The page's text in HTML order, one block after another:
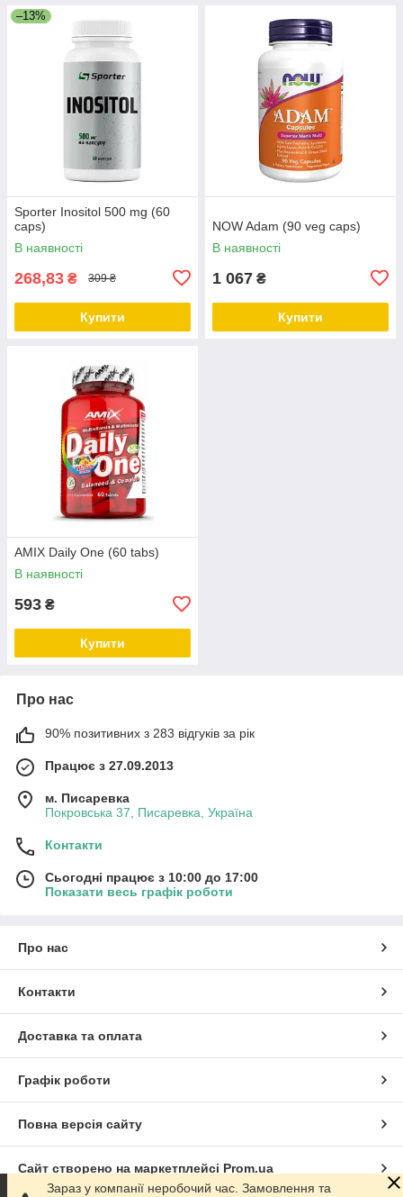
–13%
Sporter Inositol 500 mg (60
caps)
В наявності
268,83 ₴ 309 ₴
Купити
NOW Adam (90 veg caps)
В наявності
1 067 ₴
Купити
AMIX Daily One (60 tabs)
В наявності
593 ₴
Купити
Про нас
90% позитивних з 283 відгуків за рік
Працює з 27.09.2013
м. Писаревка
Покровська 37, Писаревка, Україна
Контакти
Сьогодні працює з 10:00 до 17:00
Показати весь графік роботи
Про нас
Контакти
Доставка та оплата
Графік роботи
Повна версія сайту
Сайт створено на маркетплейсі Prom.ua
Зараз у компанії неробочий час. Замовлення та